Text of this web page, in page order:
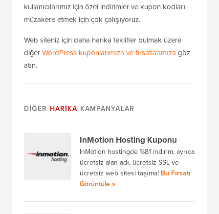
kullanıcılarımız için özel indirimler ve kupon kodları
müzakere etmek için çok çalışıyoruz.
Web siteniz için daha harika teklifler bulmak üzere
diğerWordPress kuponlarımıza ve fırsatlarımıza göz
atın.
DIĞER HARIKA KAMPANYALAR
InMotion Hosting Kuponu
InMotion hostingde %81 indirim, ayrıca
ücretsiz alan adı, ücretsiz SSL ve
ücretsiz web sitesi taşıma! Bu Fırsatı
Görüntüle »